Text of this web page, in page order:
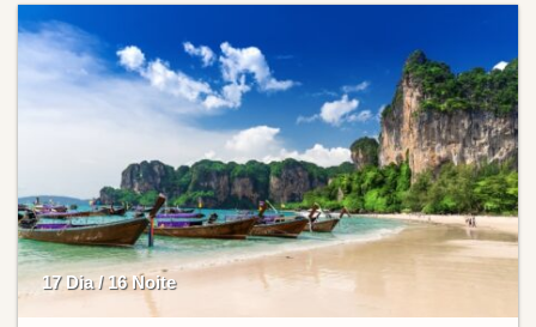
17 Dia / 16 Noite